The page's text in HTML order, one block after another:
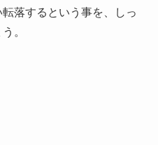
落するという事を、しっ
。